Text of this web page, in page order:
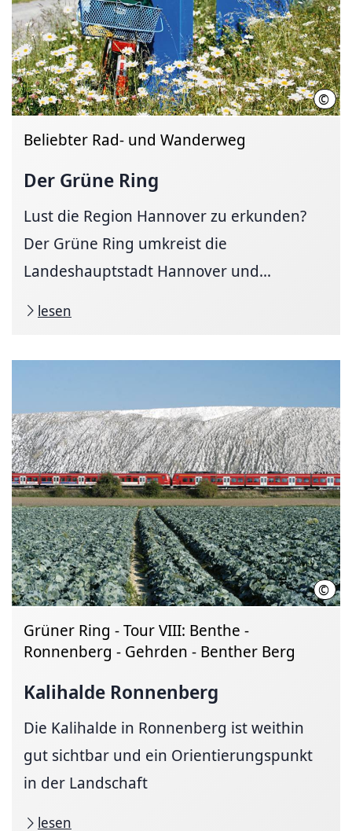
©
Beliebter Rad- und Wanderweg
Der Grüne Ring
Lust die Region Hannover zu erkunden?
Der Grüne Ring umkreist die
Landeshauptstadt Hannover und...
lesen
©
Grüner Ring - Tour VIII: Benthe -
Ronnenberg - Gehrden - Benther Berg
Kalihalde Ronnenberg
Die Kalihalde in Ronnenberg ist weithin
gut sichtbar und ein Orientierungspunkt
in der Landschaft
lesen